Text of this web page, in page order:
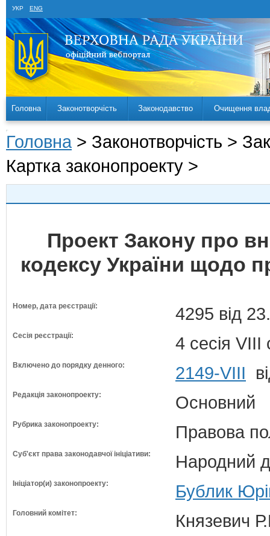
УКР ENG
Головна Законотворчість Законодавство Очищення
Головна > Законотворчість >
Картка законопроекту >
Проект Закону про
кодексу України щодо
Номер, дата реєстрації: 4295 від
Сесія реєстрації: 4 сесія VIII
Включено до порядку денного: 2149-VIII
Редакція законопроекту: Основний
Рубрика законопроекту: Правова
Суб'єкт права законодавчої ініціативи: Народний
Ініціатор(и) законопроекту: Бублик
Головний комітет:
Князевич